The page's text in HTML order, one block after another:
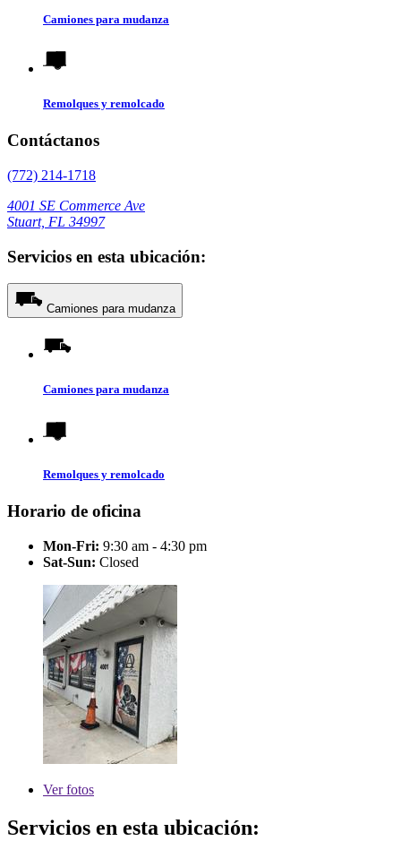
Camiones para mudanza
Remolques y remolcado
Contáctanos
(772) 214-1718
4001 SE Commerce Ave
Stuart, FL 34997
Servicios en esta ubicación:
Camiones para mudanza
Camiones para mudanza
Remolques y remolcado
Horario de oficina
Mon-Fri: 9:30 am - 4:30 pm
Sat-Sun: Closed
Verfotos
Servicios en esta ubicación: